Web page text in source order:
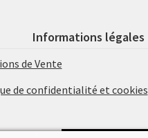
Informations légales
de Vente
de confidentialité et cookies